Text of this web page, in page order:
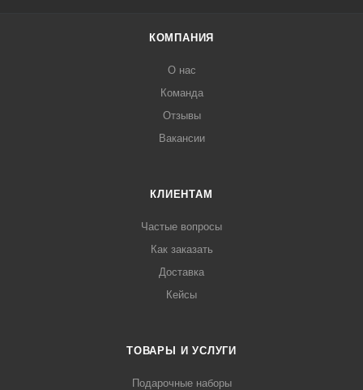
КОМПАНИЯ
О нас
Команда
Отзывы
Вакансии
КЛИЕНТАМ
Частые вопросы
Как заказать
Доставка
Кейсы
ТОВАРЫ И УСЛУГИ
Подарочные наборы